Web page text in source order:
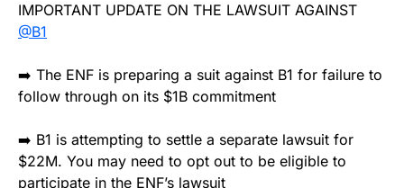
IMPORTANT UPDATE ON THE LAWSUIT AGAINST
@B1
➡️ The ENF is preparing a suit against B1 for failure to
follow through on its $1B commitment
➡️ B1 is attempting to settle a separate lawsuit for
$22M. You may need to opt out to be eligible to
participate in the ENF’s lawsuit